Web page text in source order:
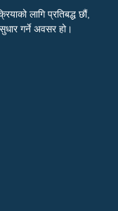
लागि प्रतिबद्ध छौं,
गर्ने अवसर हो।